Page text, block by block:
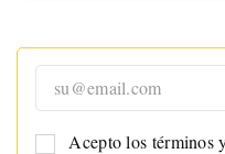
Acepto los términos